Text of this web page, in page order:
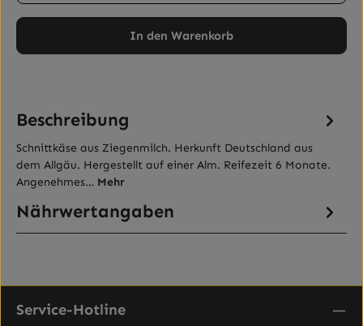
In den Warenkorb
Beschreibung
Schnittkäse aus Ziegenmilch. Herkunft Deutschland aus
dem Allgäu. Hergestellt auf einer Alm. Reifezeit 6 Monate.
Angenehmes… Mehr
Nährwertangaben
Service-Hotline